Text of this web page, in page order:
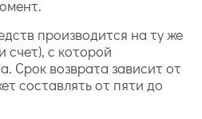
производится на ту же
счет), с которой
Срок возврата зависит от
составлять от пяти до